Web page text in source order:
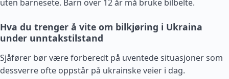
uten barnesete. Barn over 12 år må bruke bilbelte.
Hva du trenger å vite om bilkjøring i Ukraina
under unntakstilstand
Sjåfører bør være forberedt på uventede situasjoner som
dessverre ofte oppstår på ukrainske veier i dag.